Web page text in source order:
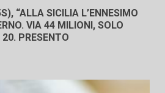
“ALLA SICILIA L’ENNESIMO
VIA 44 MILIONI, SOLO
20. PRESENTO